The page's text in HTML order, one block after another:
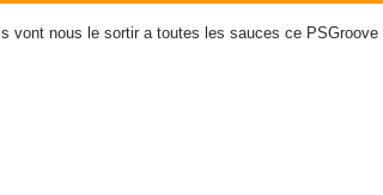
Ils vont nous le sortir a toutes les sauces ce PSGroove